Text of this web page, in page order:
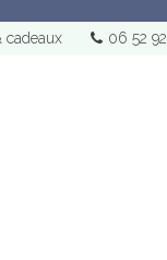
cadeaux 06 52